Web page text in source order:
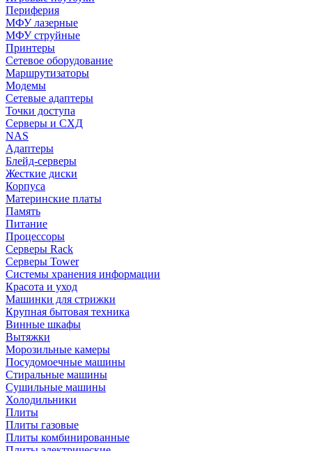
Периферия
МФУ лазерные
МФУ струйные
Принтеры
Сетевое оборудование
Маршрутизаторы
Модемы
Сетевые адаптеры
Точки доступа
Серверы и СХД
NAS
Адаптеры
Блейд-серверы
Жесткие диски
Корпуса
Материнские платы
Память
Питание
Процессоры
Серверы Rack
Серверы Tower
Системы хранения информации
Красота и уход
Машинки для стрижки
Крупная бытовая техника
Винные шкафы
Вытяжки
Морозильные камеры
Посудомоечные машины
Стиральные машины
Сушильные машины
Холодильники
Плиты
Плиты газовые
Плиты комбинированные